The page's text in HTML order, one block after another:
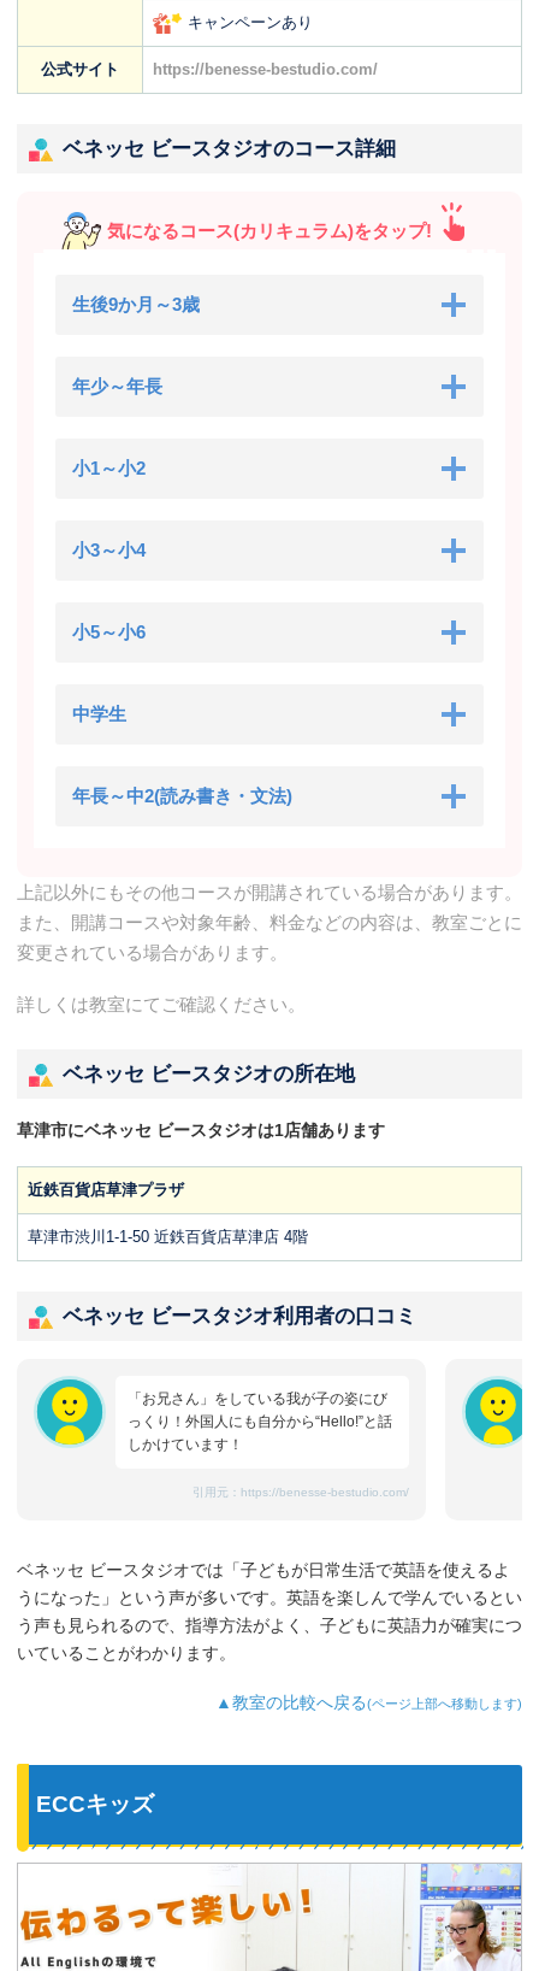
キャンペーンあり
公式サイト https://benesse-bestudio.com/
ベネッセ ビースタジオのコース詳細
気になるコース(カリキュラム)をタップ!
生後9か月～3歳
年少～年長
小1～小2
小3～小4
小5～小6
中学生
年長～中2(読み書き・文法)
上記以外にもその他コースが開講されている場合があります。
また、開講コースや対象年齢、料金などの内容は、教室ごとに
変更されている場合があります。
詳しくは教室にてご確認ください。
ベネッセ ビースタジオの所在地
草津市にベネッセ ビースタジオは1店舗あります
近鉄百貨店草津プラザ
草津市渋川1-1-50 近鉄百貨店草津店 4階
ベネッセ ビースタジオ利用者の口コミ
「お兄さん」をしている我が子の姿にび
っくり！外国人にも自分から“Hello!”と話
しかけています！
引用元： https://benesse-bestudio.com/
ベネッセ ビースタジオでは「子どもが日常生活で英語を使えるよ
うになった」という声が多いです。英語を楽しんで学んでいるとい
う声も見られるので、指導方法がよく、子どもに英語力が確実につ
いていることがわかります。
▲教室の比較へ戻る(ページ上部へ移動します)
ECCキッズ